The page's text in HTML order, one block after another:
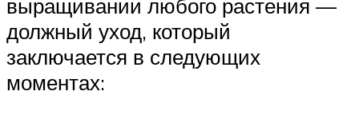
выращивании любого растения —
должный уход, который
заключается в следующих
моментах: